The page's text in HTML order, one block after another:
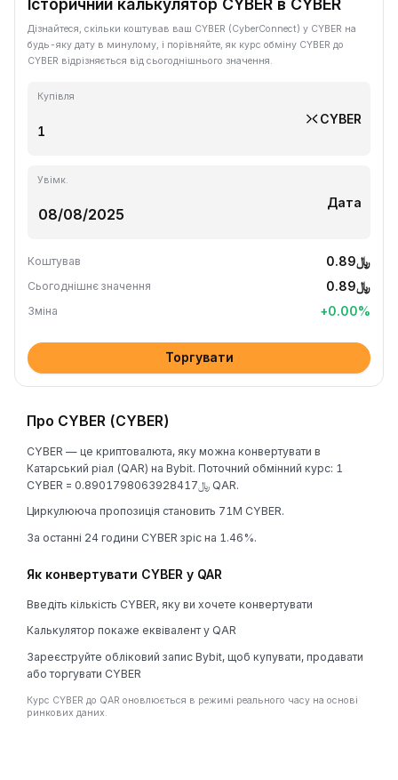
Дізнайтеся, скільки коштував ваш CYBER (CyberConnect) у CYBER на
будь-яку дату в минулому, і порівняйте, як курс обміну CYBER до
CYBER відрізняється від сьогоднішнього значення.
Купівля
CYBER
Увімк.
Дата
Коштував ﷼0.89
Сьогоднішнє значення ﷼0.89
Зміна +0.00%
Торгувати
Про CYBER (CYBER)
CYBER — це криптовалюта, яку можна конвертувати в
Катарський ріал (QAR) на Bybit. Поточний обмінний курс: 1
CYBER = ﷼0.8901798063928417 QAR.
Циркулююча пропозиція становить 71M CYBER.
За останні 24 години CYBER зріс на 1.46%.
Як конвертувати CYBER у QAR
Введіть кількість CYBER, яку ви хочете конвертувати
Калькулятор покаже еквівалент у QAR
Зареєструйте обліковий запис Bybit, щоб купувати, продавати
або торгувати CYBER
Курс CYBER до QAR оновлюється в режимі реального часу на основі
ринкових даних.